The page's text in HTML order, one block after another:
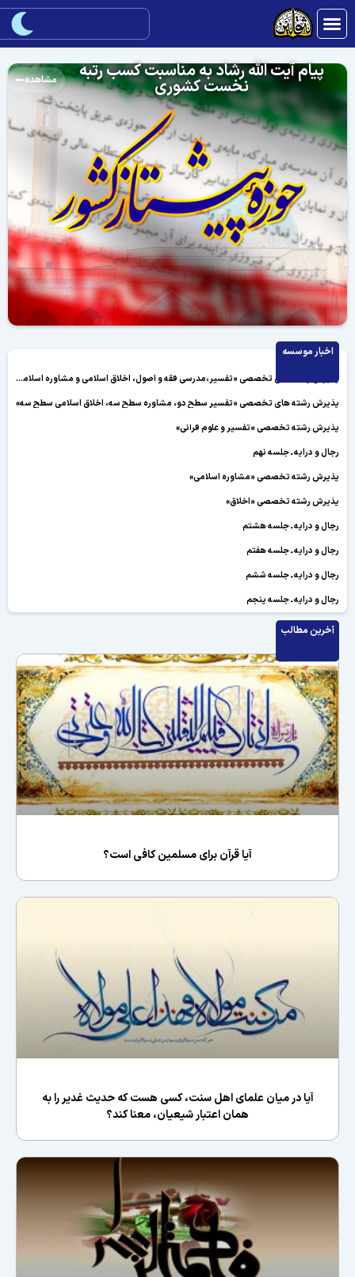
پیام آیت الله رشاد به مناسبت کسب رتبه
نخست کشوری مشاهده
اخبار موسسه
پذیرش رشته های تخصصی «تفسیر،مدرسی فقه و اصول، اخلاق اسلامی و مشاوره اسلامی»
پذیرش رشته های تخصصی «تفسیر سطح دو، مشاوره سطح سه، اخلاق اسلامی سطح سه»
پذیرش رشته تخصصی «تفسیر و علوم قرآنی»
رجال و درایه ـ جلسه نهم
پذیرش رشته تخصصی «مشاوره اسلامی»
پذیرش رشته تخصصی «اخلاق»
رجال و درایه ـ جلسه هشتم
رجال و درایه ـ جلسه هفتم
رجال و درایه ـ جلسه ششم
رجال و درایه ـ جلسه پنجم
رجال و درایه ـ جلسه چهارم
رجال و درایه ـ جلسه دوم
رجال و درایه ـ جلسه اول
آخرین مطالب
آیا قرآن برای مسلمین کافی است؟
آیا در میان علمای اهل سنت، کسی هست که حدیث غدیر را به
همان اعتبار شیعیان، معنا کند؟